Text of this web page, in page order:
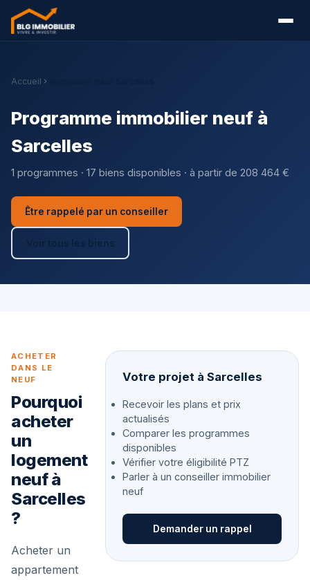
Accueil
Programme immobilier neuf à
Sarcelles
1 programmes · 17 biens disponibles · à partir de 208 464 €
Être rappelé par un conseiller
Voir tous les biens
ACHETER
DANS LE
NEUF
Pourquoi
acheter
un
logement
neuf à
Sarcelles
?
Acheter un
appartement
Votre projet à Sarcelles
Recevoir les plans et prix
actualisés
Comparer les programmes
disponibles
Vérifier votre éligibilité PTZ
Parler à un conseiller immobilier
neuf
Demander un rappel